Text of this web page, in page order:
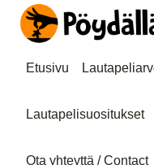
Siirry
sisältöön
Etusivu
Lautapelisuositukset
Ota yhteyttä / Contact